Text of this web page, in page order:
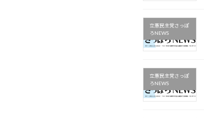
立憲民主党さっぽ
ろNEWS
立憲民主党さっぽ
ろNEWS